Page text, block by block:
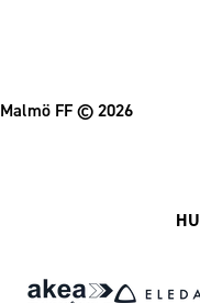
Malmö FF© 2026